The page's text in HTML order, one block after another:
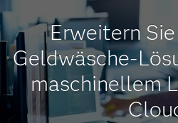
Erweitern
Geldwäsche-
maschinellem